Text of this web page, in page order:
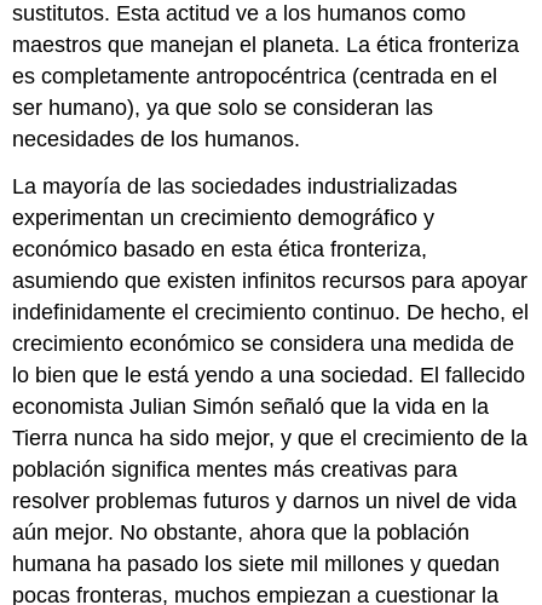
sustitutos. Esta actitud ve a los humanos como
maestros que manejan el planeta. La ética fronteriza
es completamente antropocéntrica (centrada en el
ser humano), ya que solo se consideran las
necesidades de los humanos.
La mayoría de las sociedades industrializadas
experimentan un crecimiento demográfico y
económico basado en esta ética fronteriza,
asumiendo que existen infinitos recursos para apoyar
indefinidamente el crecimiento continuo. De hecho, el
crecimiento económico se considera una medida de
lo bien que le está yendo a una sociedad. El fallecido
economista Julian Simón señaló que la vida en la
Tierra nunca ha sido mejor, y que el crecimiento de la
población significa mentes más creativas para
resolver problemas futuros y darnos un nivel de vida
aún mejor. No obstante, ahora que la población
humana ha pasado los siete mil millones y quedan
pocas fronteras, muchos empiezan a cuestionar la